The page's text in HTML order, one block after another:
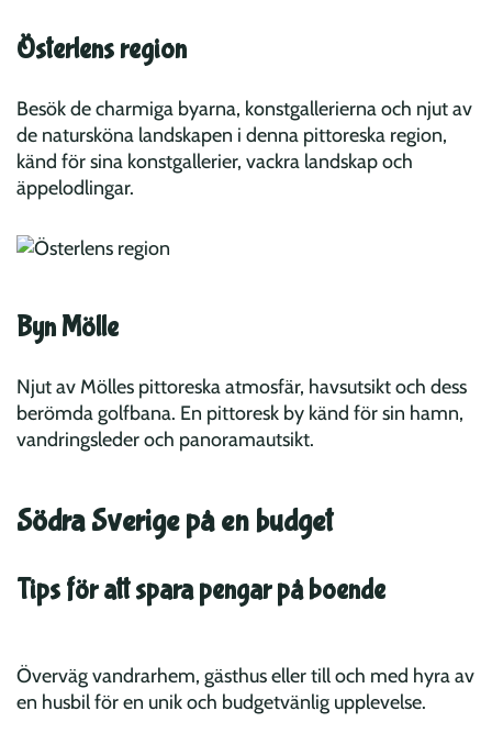
Österlens region
Besök de charmiga byarna, konstgallerierna och njut av
de natursköna landskapen i denna pittoreska region,
känd för sina konstgallerier, vackra landskap och
äppelodlingar.
Byn Mölle
Njut av Mölles pittoreska atmosfär, havsutsikt och dess
berömda golfbana. En pittoresk by känd för sin hamn,
vandringsleder och panoramautsikt.
Södra Sverige på en budget
Tips för att spara pengar på boende
Överväg vandrarhem, gästhus eller till och med hyra av
en husbil för en unik och budgetvänlig upplevelse.